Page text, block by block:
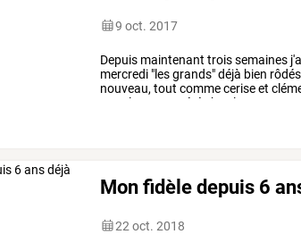
9 oct. 2017
Depuis maintenant troissemaines
mercredi "lesgrands"déjà bien rôdés
nouveau, tout commeceriseet
le aéré chez les
Mon fidèle depuis 6
22 oct. 2018